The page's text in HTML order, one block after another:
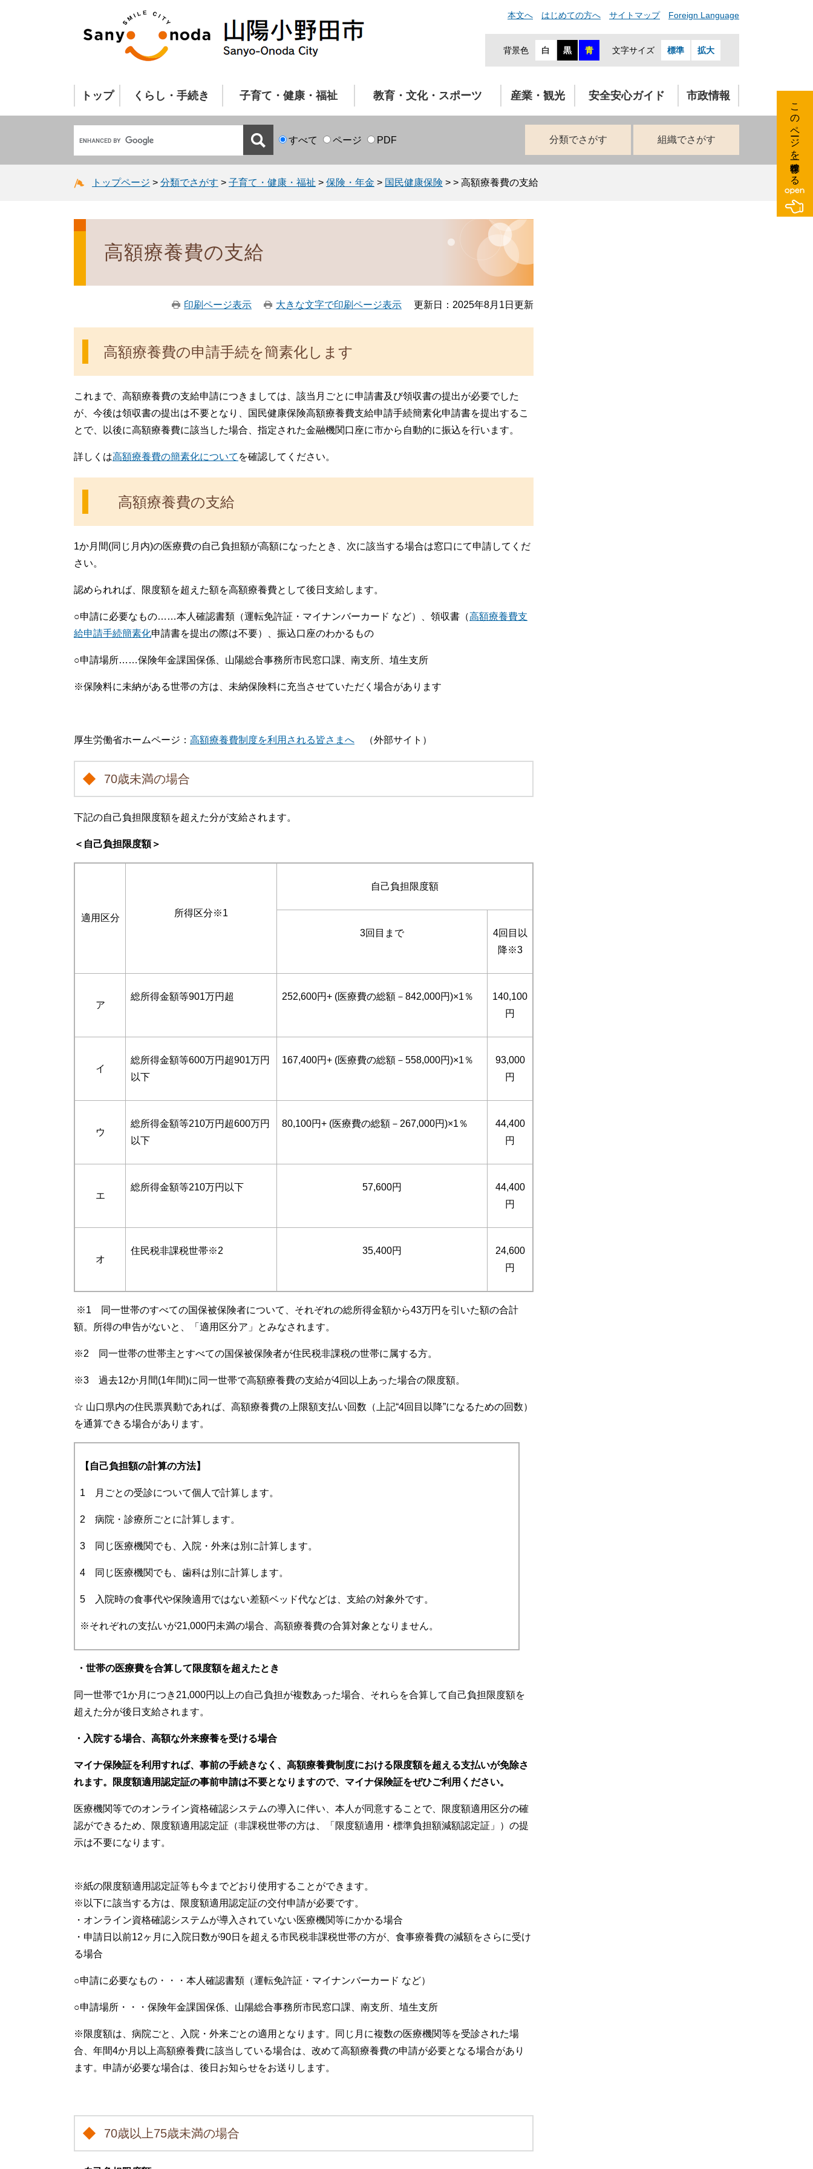
本文へ はじめての方へ サイトマップ Foreign Language
背景色 白 黒 青 文字サイズ 標準 拡大
トップ くらし・手続き 子育て・健康・福祉 教育・文化・スポーツ 産業・観光 安全安心ガイド 市政情報
すべて ページ PDF 分類でさがす 組織でさがす
トップページ > 分類でさがす > 子育て・健康・福祉 > 保険・年金 > 国民健康保険 > > 高額療養費の支給
高額療養費の支給
印刷ページ表示 大きな文字で印刷ページ表示 更新日：2025年8月1日更新
高額療養費の申請手続を簡素化します
これまで、高額療養費の支給申請につきましては、該当月ごとに申請書及び領収書の提出が必要でした
が、今後は領収書の提出は不要となり、国民健康保険高額療養費支給申請手続簡素化申請書を提出するこ
とで、以後に高額療養費に該当した場合、指定された金融機関口座に市から自動的に振込を行います。
詳しくは高額療養費の簡素化について を確認してください。
高額療養費の支給
1か月間(同じ月内)の医療費の自己負担額が高額になったとき、次に該当する場合は窓口にて申請してくだ
さい。
認められれば、限度額を超えた額を高額療養費として後日支給します。
○申請に必要なもの……本人確認書類（運転免許証・マイナンバーカード など）、領収書（高額療養費支
給申請手続簡素化申請書を提出の際は不要）、振込口座のわかるもの
○申請場所……保険年金課国保係、山陽総合事務所市民窓口課、南支所、埴生支所
※保険料に未納がある世帯の方は、未納保険料に充当させていただく場合があります
厚生労働省ホームページ： 高額療養費制度を利用される皆さまへ （外部サイト）
70歳未満の場合
下記の自己負担限度額を超えた分が支給されます。
＜自己負担限度額＞
適用区分 所得区分※1
自己負担限度額
3回目まで
4回目以
降※3
ア
総所得金額等901万円超 252,600円+ (医療費の総額－842,000円)×1％
140,100
円
イ
総所得金額等600万円超901万円
以下
167,400円+ (医療費の総額－558,000円)×1％
93,000
円
ウ
総所得金額等210万円超600万円
以下
80,100円+ (医療費の総額－267,000円)×1％
44,400
円
エ
総所得金額等210万円以下 57,600円
44,400
円
オ
住民税非課税世帯※2 35,400円
24,600
円
※1 同一世帯のすべての国保被保険者について、それぞれの総所得金額から43万円を引いた額の合計
額。所得の申告がないと、「適用区分ア」とみなされます。
※2 同一世帯の世帯主とすべての国保被保険者が住民税非課税の世帯に属する方。
※3 過去12か月間(1年間)に同一世帯で高額療養費の支給が4回以上あった場合の限度額。
☆ 山口県内の住民票異動であれば、高額療養費の上限額支払い回数（上記“4回目以降”になるための回数）
を通算できる場合があります。
【自己負担額の計算の方法】
1 月ごとの受診について個人で計算します。
2 病院・診療所ごとに計算します。
3 同じ医療機関でも、入院・外来は別に計算します。
4 同じ医療機関でも、歯科は別に計算します。
5 入院時の食事代や保険適用ではない差額ベッド代などは、支給の対象外です。
※それぞれの支払いが21,000円未満の場合、高額療養費の合算対象となりません。
・世帯の医療費を合算して限度額を超えたとき
同一世帯で1か月につき21,000円以上の自己負担が複数あった場合、それらを合算して自己負担限度額を
超えた分が後日支給されます。
・入院する場合、高額な外来療養を受ける場合
マイナ保険証を利⽤すれば、事前の⼿続きなく、⾼額療養費制度における限度額を超える⽀払いが免除さ
れます。限度額適⽤認定証の事前申請は不要となりますので、マイナ保険証をぜひご利⽤ください。
医療機関等でのオンライン資格確認システムの導入に伴い、本人が同意することで、限度額適用区分の確
認ができるため、限度額適用認定証（非課税世帯の方は、「限度額適用・標準負担額減額認定証」）の提
示は不要になります。
※紙の限度額適用認定証等も今までどおり使用することができます。
※以下に該当する方は、限度額適用認定証の交付申請が必要です。
・オンライン資格確認システムが導入されていない医療機関等にかかる場合
・申請日以前12ヶ月に入院日数が90日を超える市民税非課税世帯の方が、食事療養費の減額をさらに受け
る場合
○申請に必要なもの・・・本人確認書類（運転免許証・マイナンバーカード など）
○申請場所・・・保険年金課国保係、山陽総合事務所市民窓口課、南支所、埴生支所
※限度額は、病院ごと、入院・外来ごとの適用となります。同じ月に複数の医療機関等を受診された場
合、年間4か月以上高額療養費に該当している場合は、改めて高額療養費の申請が必要となる場合があり
ます。申請が必要な場合は、後日お知らせをお送りします。
70歳以上75歳未満の場合
このページを一時保存する